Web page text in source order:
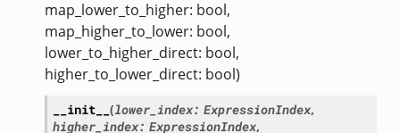
map_lower_to_higher: bool,
map_higher_to_lower: bool,
lower_to_higher_direct: bool,
higher_to_lower_direct: bool)
__init__ (lower_index: ExpressionIndex,
higher_index: ExpressionIndex,